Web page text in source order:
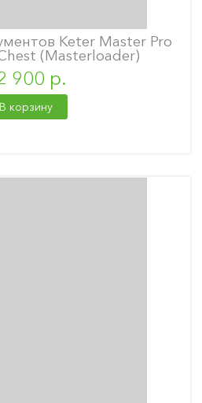
Keter Master Pro
(Masterloader)
900 р.
В корзину